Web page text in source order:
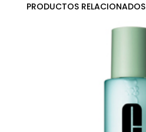
PRODUCTOS RELACIONADOS